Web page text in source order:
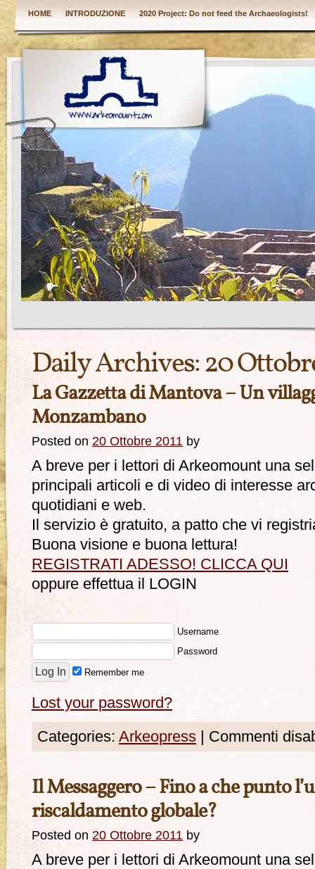
HOME INTRODUZIONE 2020 Project: Do not feed the Archaeologists!
Daily Archives:20
La Gazzetta di Mantova – Un
Monzambano
Posted on 20 Ottobre 2011 by
A breve per i lettori di Arkeomount una
principali articoli e di video di interesse
quotidiani e web.
Il servizio è gratuito, a patto che vi
Buona visione e buona lettura!
REGISTRATI ADESSO! CLICCA QUI
oppure effettua il LOGIN
Username
Password
Remember me
Lost your password?
Categories: Arkeopress Commenti
Il Messaggero – Fino a che punto
riscaldamento globale?
Posted on 20 Ottobre 2011 by
A breve per i lettori di Arkeomount una